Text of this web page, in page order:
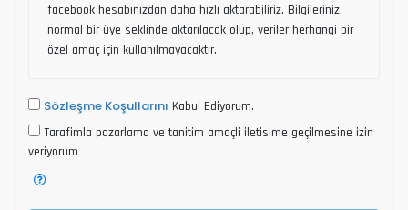
facebook hesabınızdan daha hızlı aktarabiliriz. Bilgileriniz
normal bir üye seklinde aktarılacak olup, veriler herhangi bir
özel amaç için kullanılmayacaktır.
Sözleşme Koşullarını Kabul Ediyorum.
Tarafimla pazarlama ve tanitim amaçli iletisime geçilmesine izin
veriyorum